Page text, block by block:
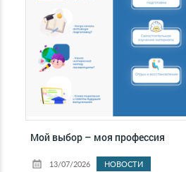
Мой выбор – моя профессия
13/07/2026 НОВОСТИ